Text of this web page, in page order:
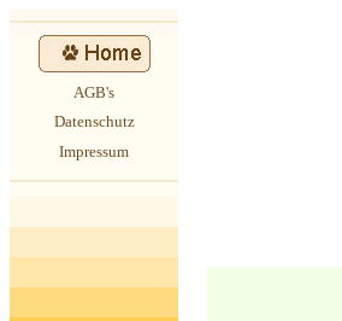
AGB's
Datenschutz
Impressum